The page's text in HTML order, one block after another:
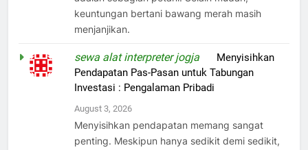
keuntungan bertani bawang merah masih
menjanjikan.
sewa alat interpreter jogja
Menyisihkan
Pendapatan Pas-Pasan untuk Tabungan
Investasi : Pengalaman Pribadi
August 3, 2026
Menyisihkan pendapatan memang sangat
penting. Meskipun hanya sedikit demi sedikit,